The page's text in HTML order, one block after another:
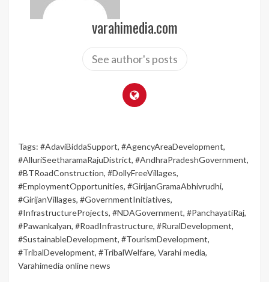
varahimedia.com
See author's posts
Tags: #AdaviBiddaSupport, #AgencyAreaDevelopment,
#AlluriSeetharamaRajuDistrict, #AndhraPradeshGovernment,
#BTRoadConstruction, #DollyFreeVillages,
#EmploymentOpportunities, #GirijanGramaAbhivrudhi,
#GirijanVillages, #GovernmentInitiatives,
#InfrastructureProjects, #NDAGovernment, #PanchayatiRaj,
#Pawankalyan, #RoadInfrastructure, #RuralDevelopment,
#SustainableDevelopment, #TourismDevelopment,
#TribalDevelopment, #TribalWelfare, Varahi media,
Varahimedia online news